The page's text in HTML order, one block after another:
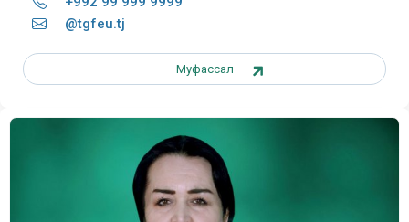
@tgfeu.tj
Муфассал